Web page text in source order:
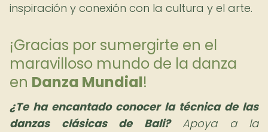
inspiración y conexión con la cultura y el arte.
¡Gracias por sumergirte en el
maravilloso mundo de la danza
en Danza Mundial!
¿Te ha encantado conocer la técnica de las
danzas clásicas de Bali?Apoya a la